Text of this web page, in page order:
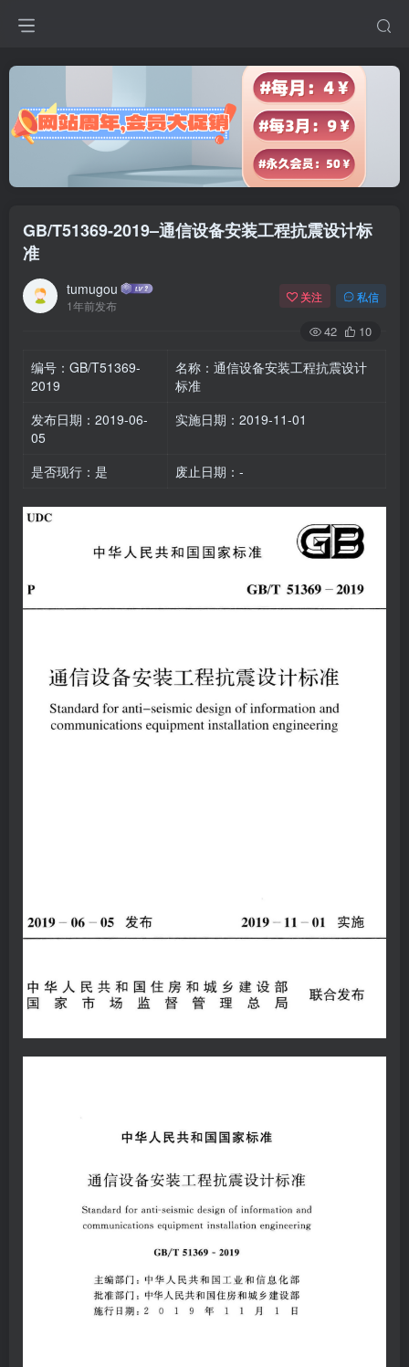
GB/T51369-2019–通信设备安装工程抗震设计标
准
tumugou
1年前发布
关注 私信
42 10
编号：GB/T51369-
2019
名称：通信设备安装工程抗震设计
标准
发布日期：2019-06-
05
实施日期：2019-11-01
是否现行：是 废止日期：-